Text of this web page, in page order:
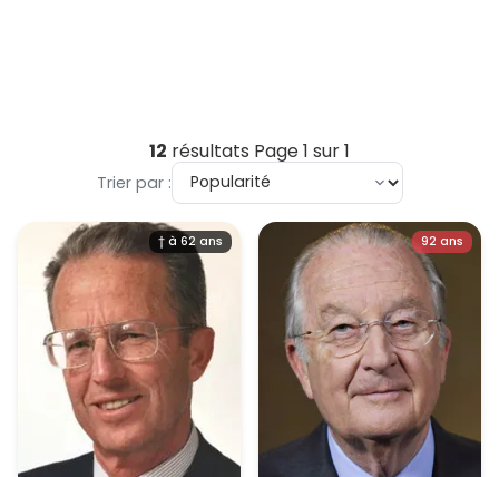
12 résultats Page 1 sur 1
Trier par :
† à 62 ans 92 ans